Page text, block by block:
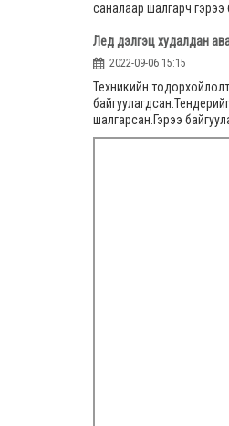
саналаар шалгарч гэрээ
Лед дэлгэц худалдан
2022-09-06 15:15
Техникийн
шалгарсан.Гэрээ